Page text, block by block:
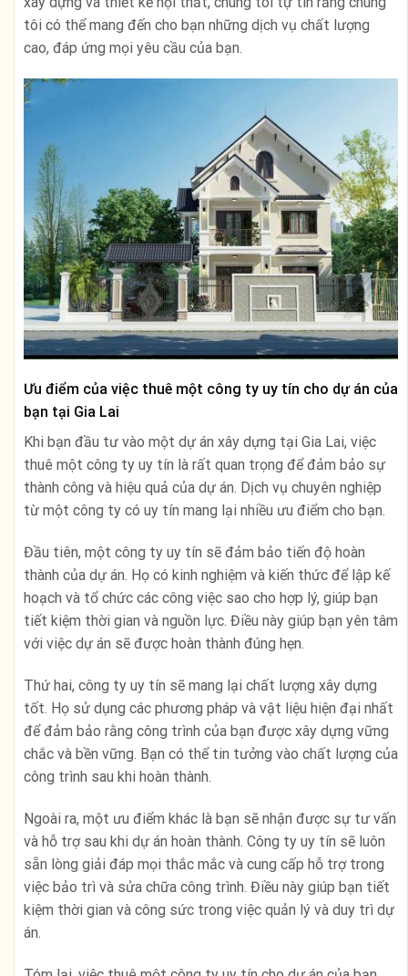
tôi có thể mang đến cho bạn những dịch vụ chất lượng
cao, đáp ứng mọi yêu cầu của bạn.
Ưu điểm của việc thuê một công ty uy tín cho dự án của
bạn tại Gia Lai
Khi bạn đầu tư vào một dự án xây dựng tại Gia Lai, việc
thuê một công ty uy tín là rất quan trọng để đảm bảo sự
thành công và hiệu quả của dự án. Dịch vụ chuyên nghiệp
từ một công ty có uy tín mang lại nhiều ưu điểm cho bạn.
Đầu tiên, một công ty uy tín sẽ đảm bảo tiến độ hoàn
thành của dự án. Họ có kinh nghiệm và kiến thức để lập kế
hoạch và tổ chức các công việc sao cho hợp lý, giúp bạn
tiết kiệm thời gian và nguồn lực. Điều này giúp bạn yên tâm
với việc dự án sẽ được hoàn thành đúng hẹn.
Thứ hai, công ty uy tín sẽ mang lại chất lượng xây dựng
tốt. Họ sử dụng các phương pháp và vật liệu hiện đại nhất
để đảm bảo rằng công trình của bạn được xây dựng vững
chắc và bền vững. Bạn có thể tin tưởng vào chất lượng của
công trình sau khi hoàn thành.
Ngoài ra, một ưu điểm khác là bạn sẽ nhận được sự tư vấn
và hỗ trợ sau khi dự án hoàn thành. Công ty uy tín sẽ luôn
sẵn lòng giải đáp mọi thắc mắc và cung cấp hỗ trợ trong
việc bảo trì và sửa chữa công trình. Điều này giúp bạn tiết
kiệm thời gian và công sức trong việc quản lý và duy trì dự
án.